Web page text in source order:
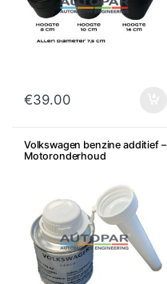
€39.00
Volkswagen benzine additief –
Motoronderhoud